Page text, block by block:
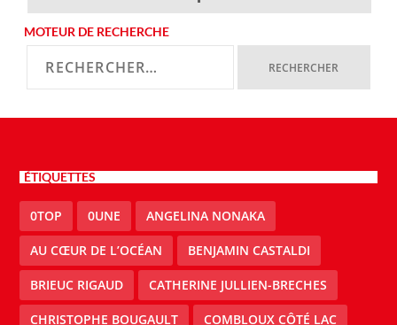
MOTEUR DE RECHERCHE
ÉTIQUETTES
0TOP 0UNE ANGELINA NONAKA
AU CŒUR DE L’OCÉAN BENJAMIN CASTALDI
BRIEUC RIGAUD CATHERINE JULLIEN-BRECHES
CHRISTOPHE BOUGAULT COMBLOUX CÔTÉ LAC